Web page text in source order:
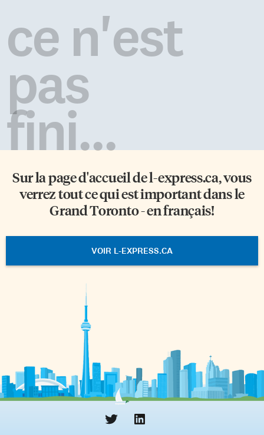
ce n'est
pas
fini...
Sur la page d'accueil del-express.ca, vous
verrez tout ce qui est important dans le
Grand Toronto - en français!
VOIR L-EXPRESS.CA